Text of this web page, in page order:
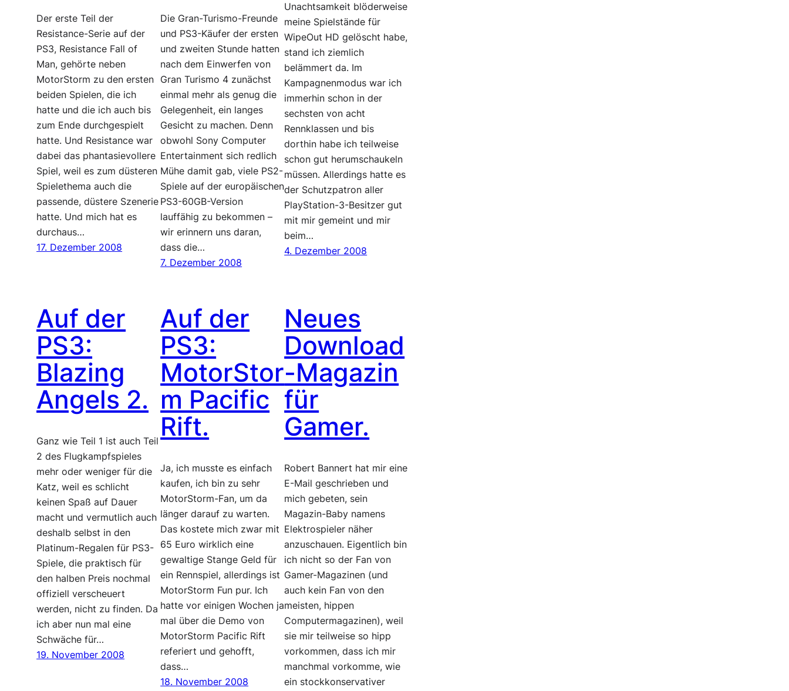
Der erste Teil der
Resistance-Serie auf der
PS3, Resistance Fall of
Man, gehörte neben
MotorStorm zu den ersten
beiden Spielen, die ich
hatte und die ich auch bis
zum Ende durchgespielt
hatte. Und Resistance war
dabei das phantasievollere
Spiel, weil es zum düsteren
Spielethema auch die
passende, düstere Szenerie
hatte. Und mich hat es
durchaus…
17. Dezember 2008
Die Gran-Turismo-Freunde
und PS3-Käufer der ersten
und zweiten Stunde hatten
nach dem Einwerfen von
Gran Turismo 4 zunächst
einmal mehr als genug die
Gelegenheit, ein langes
Gesicht zu machen. Denn
obwohl Sony Computer
Entertainment sich redlich
Mühe damit gab, viele PS2-
Spiele auf der europäischen
PS3-60GB-Version
lauffähig zu bekommen –
wir erinnern uns daran,
dass die…
7. Dezember 2008
Unachtsamkeit blöderweise
meine Spielstände für
WipeOut HD gelöscht habe,
stand ich ziemlich
belämmert da. Im
Kampagnenmodus war ich
immerhin schon in der
sechsten von acht
Rennklassen und bis
dorthin habe ich teilweise
schon gut herumschaukeln
müssen. Allerdings hatte es
der Schutzpatron aller
PlayStation-3-Besitzer gut
mit mir gemeint und mir
beim…
4. Dezember 2008
Auf der
PS3:
Blazing
Angels 2.
Ganz wie Teil 1 ist auch Teil
2 des Flugkampfspieles
mehr oder weniger für die
Katz, weil es schlicht
keinen Spaß auf Dauer
macht und vermutlich auch
deshalb selbst in den
Platinum-Regalen für PS3-
Spiele, die praktisch für
den halben Preis nochmal
offiziell verscheuert
werden, nicht zu finden. Da
ich aber nun mal eine
Schwäche für…
19. November 2008
Auf der
PS3:
MotorStor
m Pacific
Rift.
Ja, ich musste es einfach
kaufen, ich bin zu sehr
MotorStorm-Fan, um da
länger darauf zu warten.
Das kostete mich zwar mit
65 Euro wirklich eine
gewaltige Stange Geld für
ein Rennspiel, allerdings ist
MotorStorm Fun pur. Ich
hatte vor einigen Wochen ja
mal über die Demo von
MotorStorm Pacific Rift
referiert und gehofft,
dass…
18. November 2008
Neues
Download
-Magazin
für
Gamer.
Robert Bannert hat mir eine
E-Mail geschrieben und
mich gebeten, sein
Magazin-Baby namens
Elektrospieler näher
anzuschauen. Eigentlich bin
ich nicht so der Fan von
Gamer-Magazinen (und
auch kein Fan von den
meisten, hippen
Computermagazinen), weil
sie mir teilweise so hipp
vorkommen, dass ich mir
manchmal vorkomme, wie
ein stockkonservativer